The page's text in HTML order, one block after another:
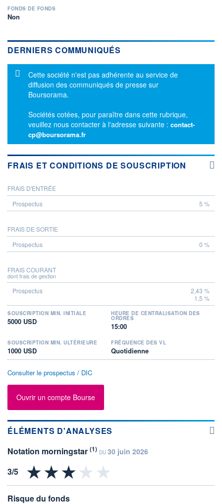
FONDS DE FONDS
Non
DERNIERS COMMUNIQUÉS
Message d'information
Cette société n'est pas adhérente au service de
diffusion des communiqués de presse sur
Boursorama.
Sociétés cotées, pour paraître dans cette rubrique,
veuillez nous contacter à l'adresse suivante : contact-
cp@boursorama.fr
FRAIS ET CONDITIONS DE SOUSCRIPTION
PROSPECTUS
FRAIS D'ENTRÉE
5 %
FRAIS DE SORTIE
0 %
FRAIS COURANT
dont frais de gestion
2,43 %
1,5 %
SOUSCRIPTION MIN. INITIALE
5000 USD
HEURE DE CENTRALISATION DES
ORDRES
15:00
SOUSCRIPTION MIN. ULTÉRIEURE
1000 USD
FRÉQUENCE DES VL
Quotidienne
Consulter le prospectus / DIC
Ouvrir un compte Bourse
ÉLÉMENTS D'ANALYSES
Notation morningstar (1) DU 30 juin 2026
Risque du fonds